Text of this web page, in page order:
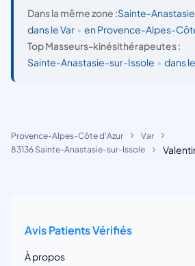
Dans la même zone :Sainte-
dans le Var • en Provence-Alpes-
Top Masseurs-kinésithérapeutes :
Sainte-Anastasie-sur-Issole • dans
Provence-Alpes-Côte d'Azur
Var
83136 Sainte-Anastasie-sur-Issole
Avis Patients Vérifiés
À propos